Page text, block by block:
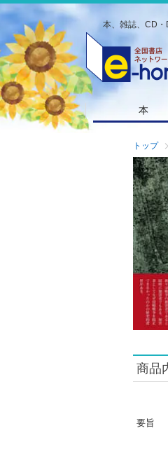
本、雑誌、CD・
本
トップ
商品
要旨